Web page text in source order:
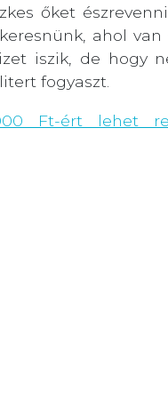
őket
ahol van
iszik, de hogy
fogyaszt.
Ft-ért lehet